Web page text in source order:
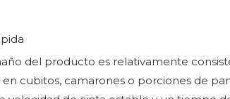
del producto es relativamente
cubitos, camarones o porciones de